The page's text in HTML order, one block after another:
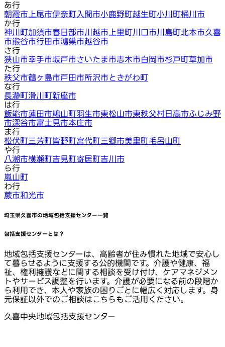
あ行
朝霞市 上尾市伊奈町入間市小鹿野町越生町小川町桶川市
か行
神川町加須市春日部市川越市 上里町川口市川島町北本市久喜
市熊谷市行田市鴻巣市越谷市
さ行
狭山市幸手市坂戸市さいたま市志木市白岡市杉戸町草加市
た行
秩父市鶴ヶ島市戸田市所沢市ときがわ町
な行
長瀞町滑川町新座市
は行
飯能市蓮田市鳩山町羽生市東松山市東秩父村日高市ふじみ野
市深谷市富士見市本庄市
ま行
松伏町三芳町皆野町宮代町三郷市美里町毛呂山町
や行
八潮市横瀬町吉見町寄居町吉川市
ら行
嵐山町
わ行
蕨市和光市
埼玉県久喜市の地域包括支援センター一覧
包括支援センターとは？
地域包括支援センターは、高齢者が住み慣れた地域で安心し
て暮らせるように支援する公的機関です。介護や健康、福
祉、権利擁護などに関する相談を受け付け、ケアマネジメン
トやサービス調整を行います。介護が必要になる前の段階か
ら利用でき、本人や家族の困りごとに幅広く対応します。身
元保証以外でのご相談はこちらもご活用ください。
久喜中央地域包括支援センター